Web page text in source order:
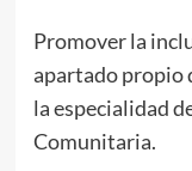
Promover la
apartado propio
la especialidad
Comunitaria.